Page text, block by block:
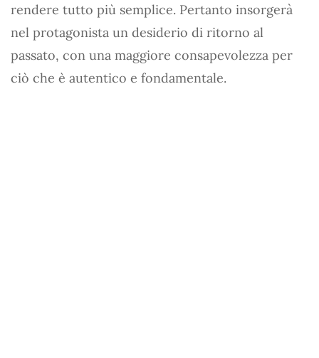
rendere tutto più semplice. Pertanto insorgerà
nel protagonista un desiderio di ritorno al
passato, con una maggiore consapevolezza per
ciò che è autentico e fondamentale.